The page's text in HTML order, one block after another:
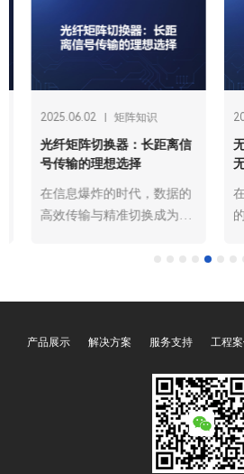
2025.06.02 矩阵知识
光纤矩阵切换器：长距离信
号传输的理想选择
在信息爆炸的时代，数据的
高效传输与精准切换成为各
再到安防监控系统的远程信
需求愈发迫切。传统的信号
干扰等方面存在诸多限制，
广州欧雅丽信息技术有限公
司oyalee中议视控的光纤矩
阵切换器以其卓越的性能，
无
无
在
的
备
用
控
产品展示 解决方案 服务支持 工程